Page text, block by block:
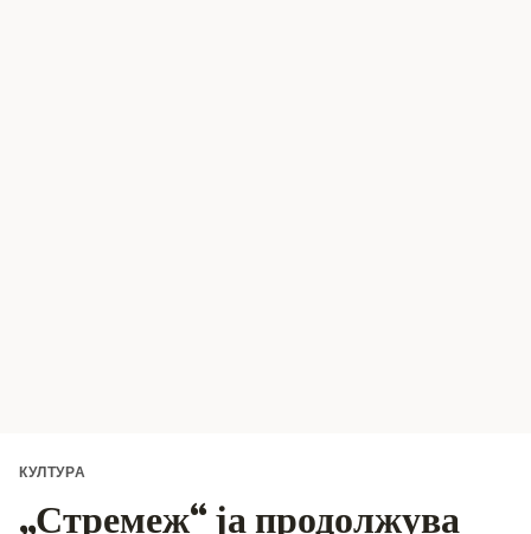
КУЛТУРА
„Стремеж“ ја продолжува